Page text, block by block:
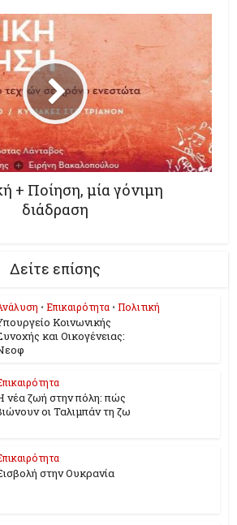
+ Ποίηση, μία γόνιμη
διάδραση
Δείτε επίσης
• Επικαιρότητα • Πολιτική
Κοινωνικής
και Οικογένειας:
νέα ζωή στην πόλη: πώς
οι Ταλιμπάν τη ζω
στην Ουκρανία